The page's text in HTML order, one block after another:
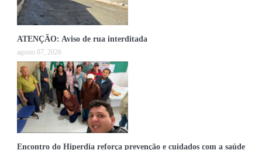
ATENÇÃO: Aviso de rua interditada
agosto 07, 2026
Encontro do Hiperdia reforça prevenção e cuidados com a saúde